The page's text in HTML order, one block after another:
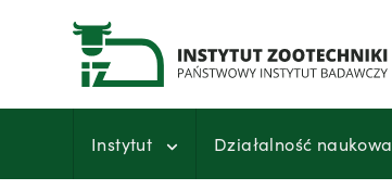
Przejdź
Instytut Działalność naukowa